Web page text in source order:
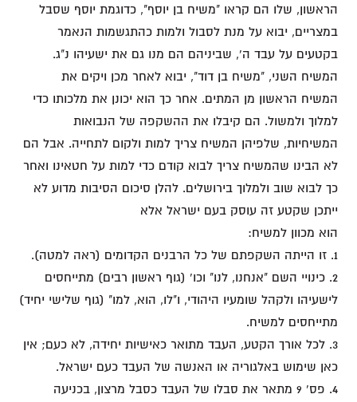
הראשון, שלו הם קראו "משיח בן יוסף", כדוגמת יוסף שסבל
במצריים, יבוא על מנת לסבול ולמות כהתגשמות הנאמר
בקטעים על עבד ה', שביניהם הם מנו גם את ישעיהו נ"ג.
המשיח השני, "משיח בן דוד", יבוא לאחר מכן ויקים את
המשיח הראשון מן המתים. אחר כך הוא יכונן את מלכותו כדי
למלוך ולמשול. הם קיבלו את ההשקפה של הנבואות
המשיחיות, שלפיהן המשיח צריך למות ולקום לתחייה. אבל הם
לא הבינו שהמשיח צריך לבוא קודם כדי למות על חטאינו ואחר
כך לבוא שוב ולמלוך בירושלים. להלן סיכום הסיבות מדוע לא
ייתכן שקטע זה עוסק בעם ישראל אלא
הוא מכוון למשיח:
1. זו הייתה השקפתם של כל הרבנים הקדומים (ראה למטה).
2. כינויי השם "אנחנו, לנו" וכו' (גוף ראשון רבים) מתייחסים
לישעיהו ולקהל שומעיו היהודי, ו"לו, הוא, למו" (גוף שלישי יחיד)
מתייחסים למשיח.
3. לכל אורך הקטע, העבד מתואר כאישיות יחידה, לא כעם; אין
כאן שימוש באלגוריה או האנשה של העבד כעם ישראל.
4. פס' 9 מתאר את סבלו של העבד כסבל מרצון, בכניעה